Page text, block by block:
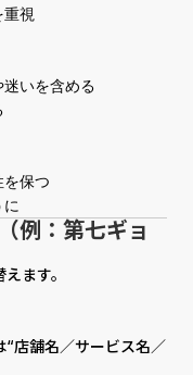
視
いを含める
保つ
例：第七ギョ
ます。
“店舗名／サービス名／